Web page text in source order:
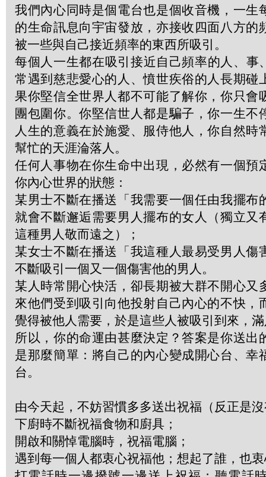
我們內心同時是個電台也是個收音機，一生
的生命訊息向宇宙發放，亦接收四面八方的
被一些與自己接近頻率的東西所吸引。
每個人一生都在吸引接近自己頻率的人、
常遇到慈悲愛心的人、憤世疾俗的人長期碰
果你堅信全世界人都不可能了解你，你只會
團包圍你。你堅信世人都是騙子，你一生不
人生的意義在於施愛、服侍他人，你自然時
幫忙的天涯淪落人。
任何人事物在你生命中出現，必然有一個預
你內心世界的狀態：
某男士不斷在播送「我需要一個任由我擺布
就會不斷邂逅需要男人擺布的女人（獨立又
這種男人敬而遠之）；
某女士不斷在播送「我這種人最易受男人傷
不斷吸引一個又一個傷害他的男人。
某人時常開心快活，卻長期被大群不開心又
來他們受到吸引向他投射自己內心的不快，
覺得被他人需要，於是這些人被吸引到來，
所以，你的命運由甚麼決定？答案是你送出
是那麼簡單：將自己的內心變成開心台、幸
台。
由今天起，不妨習慣多多送出祝福（反正是
下廚時不斷祝福食物和廚具；
開啟和關悼電腦時，祝福電腦；
遇到每一個人都衷心祝福他；想起了誰，也